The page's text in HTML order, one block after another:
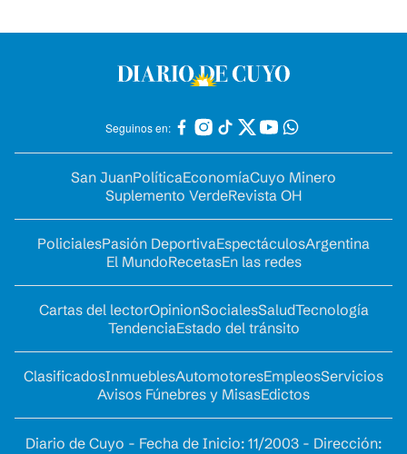
Seguinos en:
San JuanPolíticaEconomíaCuyo Minero
Suplemento VerdeRevista OH
PolicialesPasión DeportivaEspectáculosArgentina
El MundoRecetasEn las redes
Cartas del lectorOpinionSocialesSaludTecnología
TendenciaEstado del tránsito
ClasificadosInmueblesAutomotoresEmpleosServicios
Avisos Fúnebres y MisasEdictos
Diario de Cuyo - Fecha de Inicio: 11/2003 - Dirección: